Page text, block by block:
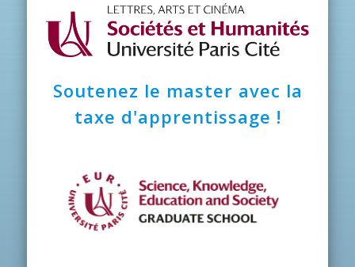
Soutenez le master avec la
taxe d'apprentissage !